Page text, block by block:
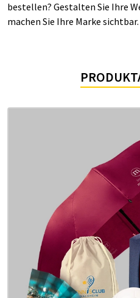
bestellen? Gestalten Sie Ihre
machen Sie Ihre Marke sichtbar.